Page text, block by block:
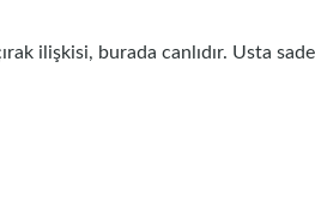
ilişkisi, burada canlıdır. Usta